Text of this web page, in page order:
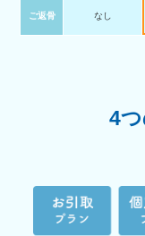
ご返骨 なし
4